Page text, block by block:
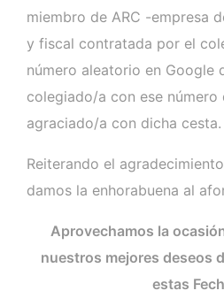
miembro de ARC -empresa
y fiscal contratada por el
número aleatorio en Google
colegiado/a con ese número
agraciado/a con dicha cesta.
Reiterando el
damos la enhorabuena al
Aprovechamos la
nuestros mejores deseos
estas